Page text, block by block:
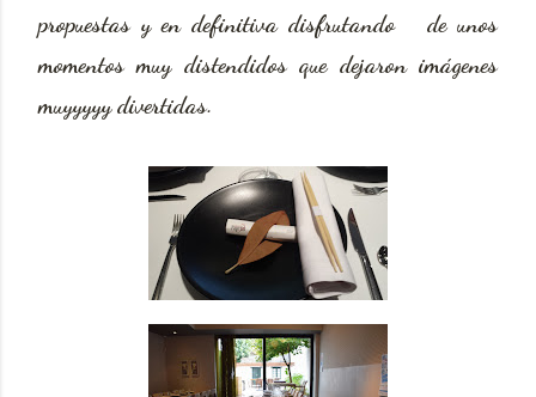
propuestas y en definitiva disfrutando de unos
momentos muy distendidos que dejaron imágenes
muyyyyy divertidas.